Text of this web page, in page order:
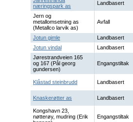
næringspark as
Landbasert
Jern og
metallomsetning as
(Metallco larvik as)
Avfall
Jotun gimle
Landbasert
Jotun vindal
Landbasert
Jørestrandveien 165
og 167 (Pål georg
gundersen)
Engangstiltak
Klåstad steinbrudd Landbasert
Knaskerøtter as Landbasert
Kongshavn 23,
nøtterøy, mudring (Erik
Engangstiltak